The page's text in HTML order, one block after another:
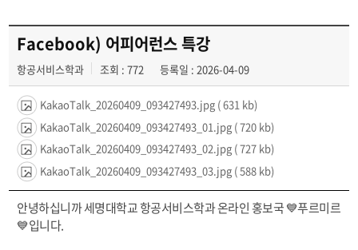
동아리
Facebook) 어피어런스 특강
항공서비스학과 조회 : 772 등록일 : 2026-04-09
KakaoTalk_20260409_093427493.jpg ( 631 kb)
KakaoTalk_20260409_093427493_01.jpg ( 720 kb)
KakaoTalk_20260409_093427493_02.jpg ( 727 kb)
KakaoTalk_20260409_093427493_03.jpg ( 588 kb)
안녕하십니까 세명대학교 항공서비스학과 온라인 홍보국 💙푸르미르
💙입니다.